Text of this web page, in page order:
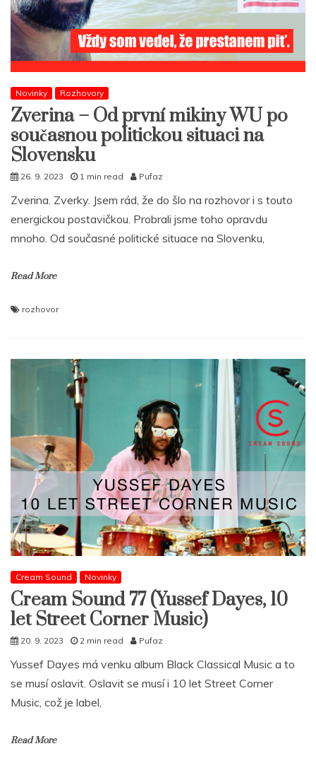
Novinky Rozhovory
Zverina – Od první mikiny WU po
současnou politickou situaci na
Slovensku
26. 9. 2023 1 min read Pufaz
Zverina. Zverky. Jsem rád, že do šlo na rozhovor i s touto
energickou postavičkou. Probrali jsme toho opravdu
mnoho. Od současné politické situace na Slovenku,
Read More
rozhovor
Cream Sound Novinky
Cream Sound 77 (Yussef Dayes, 10
let Street Corner Music)
20. 9. 2023 2 min read Pufaz
Yussef Dayes má venku album Black Classical Music a to
se musí oslavit. Oslavit se musí i 10 let Street Corner
Music, což je label,
Read More